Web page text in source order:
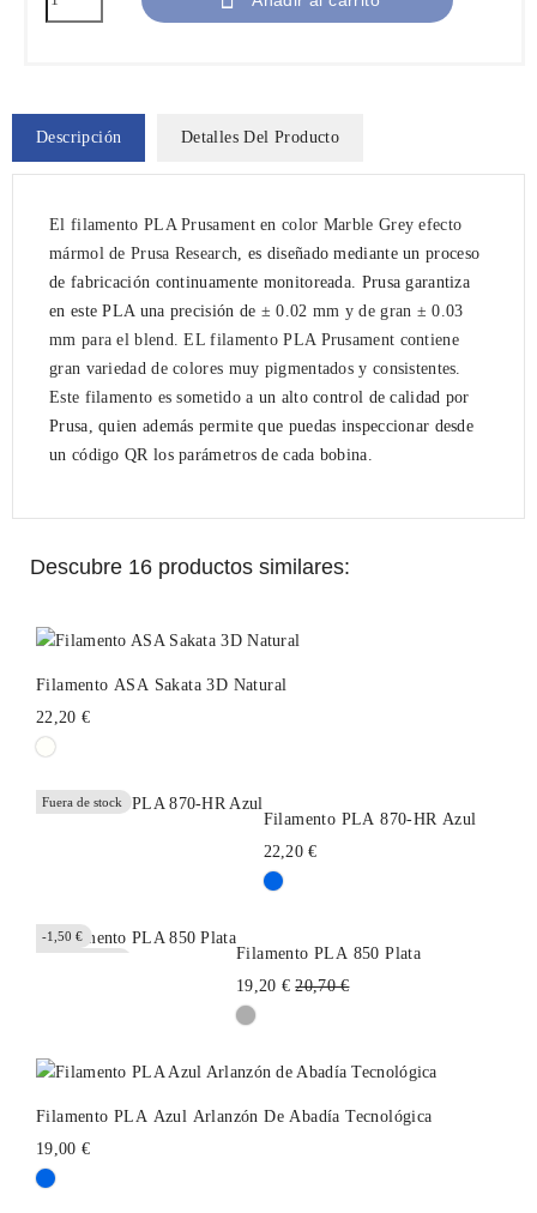
Descripción Detalles Del Producto
El filamento PLA Prusament en color Marble Grey efecto
mármol de Prusa Research , es diseñado mediante un proceso
de fabricación continuamente monitoreada. Prusa garantiza
en este PLA una precisión de ± 0.02 mm y de gran ± 0.03
mm para el blend.EL filamento PLA Prusament contiene
gran variedad de colores muy pigmentados y consistentes.
Este filamento es sometido a un alto control de calidad por
Prusa, quien además permite que puedas inspeccionar desde
un código QR los parámetros de cada bobina.
Descubre 16 productos similares:
Filamento ASA Sakata 3D Natural
22,20 €
Fuera de stock
Filamento PLA 870-HR Azul
22,20 €
-1,50 €
Filamento PLA 850 Plata
19,20 € Precio
20,70 €
Filamento PLA Azul Arlanzón De Abadía Tecnológica
19,00 €